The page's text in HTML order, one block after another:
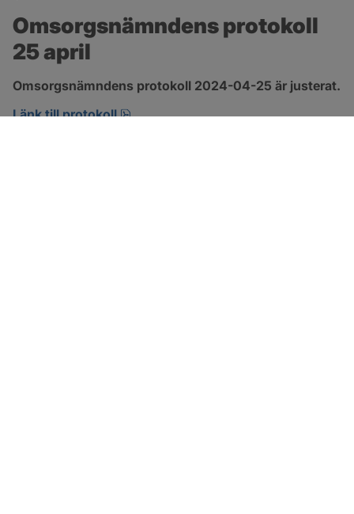
Omsorgsnämndens protokoll
25 april
Omsorgsnämndens protokoll 2024-04-25 är justerat.
Länk till protokoll
pdf, 222.9 kB, öppnas i nytt fönster.